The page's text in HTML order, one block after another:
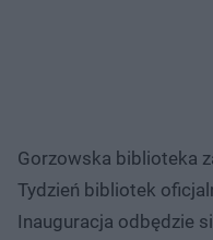
Gorzowska biblioteka
Tydzień bibliotek
Inauguracja odbędzie